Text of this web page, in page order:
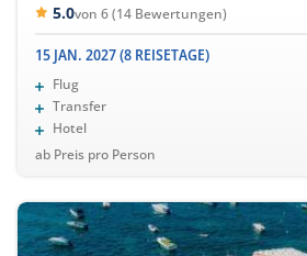
5.0von 6 (14 Bewertungen)
15 JAN. 2027 (8 REISETAGE)
Flug
Transfer
Hotel
ab Preis pro Person